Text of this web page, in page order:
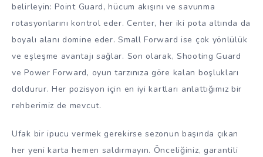
belirleyin: Point Guard, hücum akışını ve savunma
rotasyonlarını kontrol eder. Center, her iki pota altında da
boyalı alanı domine eder. Small Forward ise çok yönlülük
ve eşleşme avantajı sağlar. Son olarak, Shooting Guard
ve Power Forward, oyun tarzınıza göre kalan boşlukları
doldurur. Her pozisyon için en iyi kartları anlattığımız bir
rehberimiz de mevcut.
Ufak bir ipucu vermek gerekirse sezonun başında çıkan
her yeni karta hemen saldırmayın. Önceliğiniz, garantili